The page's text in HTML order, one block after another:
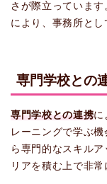
さが際立っていま
により、事務所とし
専門学校との
専門学校との連携に
レーニングで学ぶ
ら専門的なスキル
リアを積む上で非